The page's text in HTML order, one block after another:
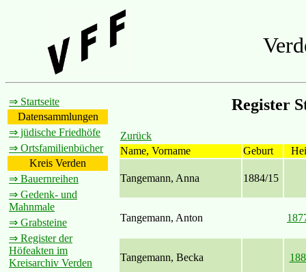
⇒ Startseite
Datensammlungen
⇒ jüdische Friedhöfe
⇒ Ortsfamilienbücher
Kreis Verden
⇒ Bauernreihen
⇒ Gedenk- und
Mahnmale
⇒ Grabsteine
⇒ Register der
Höfeakten im
Kreisarchiv Verden
Register
Zurück
Name, Vorname
Geburt
Tangemann, Anna 1884/15
Tangemann, Anton
Tangemann, Becka